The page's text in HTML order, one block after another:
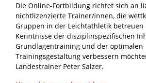
Die Online-Fortbildung richtet sich an
nichtlizenzierte Trainer/innen, die
Gruppen in der Leichtathletik
Kenntnisse der disziplinspezifischen
Grundlagentraining und der optimalen
Trainingsgestaltung verbessern
Landestrainer Peter Salzer.